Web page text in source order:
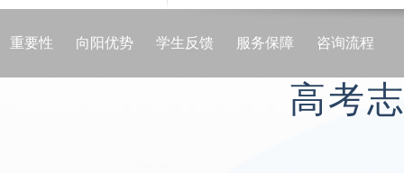
重要性 向阳优势 学生反馈 服务保障 咨询流程
高考